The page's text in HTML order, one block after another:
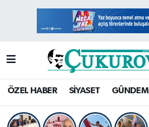
ÖZEL HABER SİYASET GÜNDEM
Mersin Hava Durumu
Mersin Namaz Vakitleri
Mersin Trafik Yoğunluk Haritası